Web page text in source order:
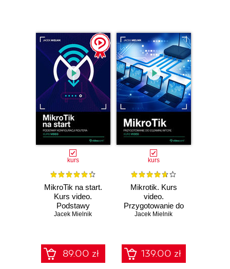
kurs
MikroTik na start.
Kurs video.
Podstawy
konfiguracji routera
Jacek Mielnik
89.00 zł
kurs
Mikrotik. Kurs
video.
Przygotowanie do
egzaminu MTCRE
Jacek Mielnik
139.00 zł